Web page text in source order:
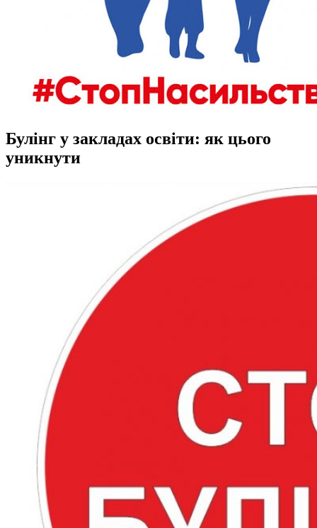
Булінг у закладах освіти: як цього
уникнути